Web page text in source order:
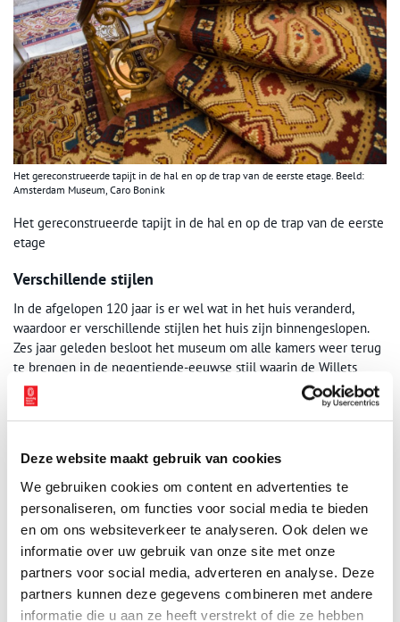
Deze website maakt gebruik van cookies
We gebruiken cookies om content en advertenties te
personaliseren, om functies voor social media te bieden
en om ons websiteverkeer te analyseren. Ook delen we
informatie over uw gebruik van onze site met onze
partners voor social media, adverteren en analyse. Deze
partners kunnen deze gegevens combineren met andere
informatie die u aan ze heeft verstrekt of die ze hebben
Het gereconstrueerde tapijt in de hal en op de trap van de eerste etage. Beeld:
Amsterdam Museum, Caro Bonink
Het gereconstrueerde tapijt in de hal en op de trap van de eerste
etage
Verschillende stijlen
In de afgelopen 120 jaar is er wel wat in het huis veranderd,
waardoor er verschillende stijlen het huis zijn binnengeslopen.
Zes jaar geleden besloot het museum om alle kamers weer terug
te brengen in de negentiende-eeuwse stijl waarin de Willets
geleefd hebben. Daarbij kon dankbaar gebruik worden gemaakt
van een inventarisatie die de eerste beheerder van het museum,
Frans Coenen, van de inboedel heeft gemaakt.”Helaas heeft hij
linnen en andere dagelijkse spulletjes. Doodzonde natuurlijk. Ik
snap wel dat ze vooral wilden bewaren wat mooi en belangrijk
was, maar tegenwoordig willen we ook weten hoe er in zo’n huis
werd geleefd,” vertelt Boers.